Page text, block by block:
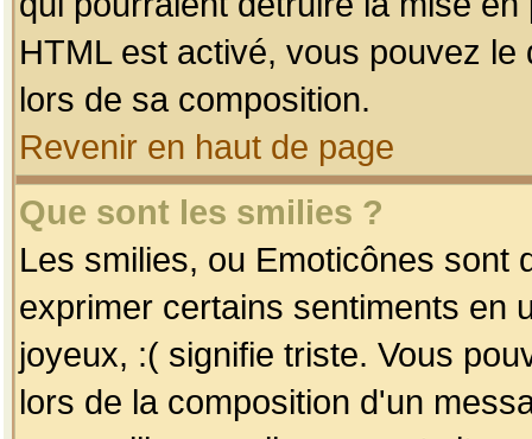
HTML est activé, vous pouvez
lors de sa composition.
Revenir en haut de page
Que sont les smilies ?
Les smilies, ou Emoticônes sont
exprimer certains sentiments en
joyeux, :( signifie triste. Vous
lors de la composition d'un